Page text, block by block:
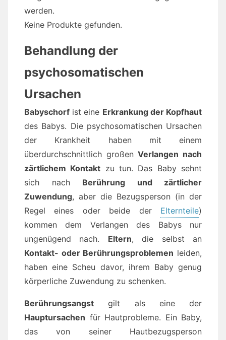
werden.
Keine Produkte gefunden.
Behandlung der
psychosomatischen
Ursachen
Babyschorf ist eine Erkrankung der Kopfhaut
des Babys. Die psychosomatischen Ursachen
der Krankheit haben mit einem
überdurchschnittlich großenVerlangen nach
zärtlichem Kontakt zu tun. Das Baby sehnt
sich nach Berührung und zärtlicher
Zuwendung, aber die Bezugsperson (in der
Regel eines oder beide der Elternteile)
kommen dem Verlangen des Babys nur
ungenügend nach. Eltern, die selbst an
Kontakt- oder Berührungsproblemen leiden,
haben eine Scheu davor, ihrem Baby genug
körperliche Zuwendung zu schenken.
Berührungsangst gilt als eine der
Hauptursachen für Hautprobleme. Ein Baby,
das von seiner Hautbezugsperson